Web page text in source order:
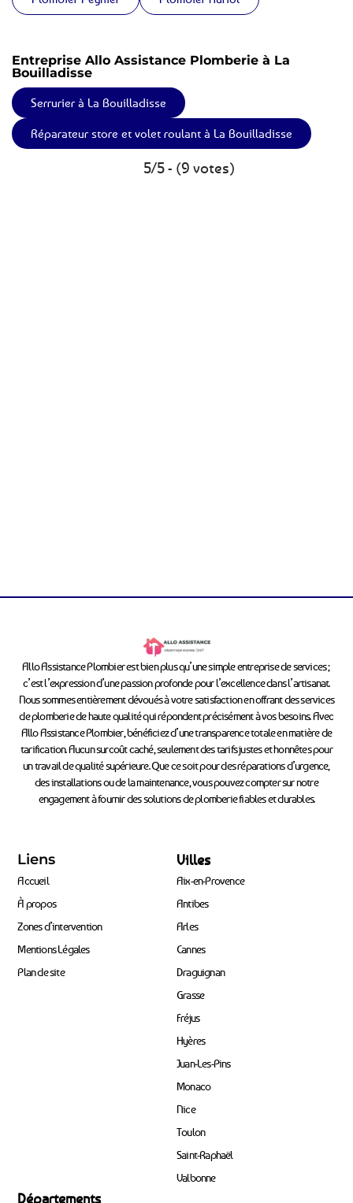
Entreprise Allo Assistance Plomberie à La
Bouilladisse
Serrurier à La Bouilladisse
Réparateur store et volet roulant à La Bouilladisse
5/5 - (9 votes)
Allo Assistance Plombier est bien plus qu’une simple entreprise de services ;
c’est l’expression d’une passion profonde pour l’excellence dans l’artisanat.
Nous sommes entièrement dévoués à votre satisfaction en offrant des services
de plomberie de haute qualité qui répondent précisément à vos besoins. Avec
Allo Assistance Plombier, bénéficiez d’une transparence totale en matière de
tarification. Aucun surcoût caché, seulement des tarifs justes et honnêtes pour
un travail de qualité supérieure. Que ce soit pour des réparations d’urgence,
des installations ou de la maintenance, vous pouvez compter sur notre
engagement à fournir des solutions de plomberie fiables et durables.
Liens
Accueil
À propos
Zones d’intervention
Mentions Légales
Plan de site
Villes
Aix-en-Provence
Antibes
Arles
Cannes
Draguignan
Grasse
Fréjus
Hyères
Juan-Les-Pins
Monaco
Nice
Toulon
Saint-Raphaël
Valbonne
Départements